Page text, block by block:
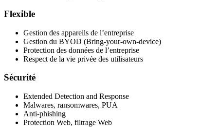
Flexible
Gestion des appareils de l’entreprise
Gestion du BYOD (Bring-your-own-device)
Protection des données de l’entreprise
Respect de la vie privée des utilisateurs
Sécurité
Extended Detection and Response
Malwares, ransomwares, PUA
Anti-phishing
Protection Web, filtrage Web